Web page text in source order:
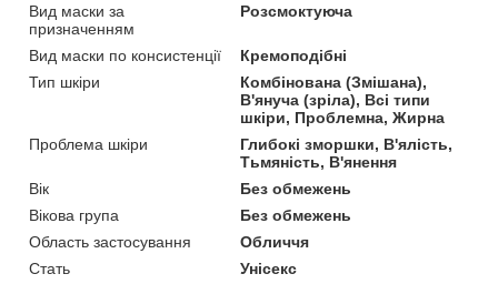
Вид маски за
призначенням
Розсмоктуюча
Вид маски по консистенції
Кремоподібні
Тип шкіри
Комбінована (Змішана),
В'януча (зріла), Всі типи
шкіри, Проблемна, Жирна
Проблема шкіри
Глибокі зморшки, В'ялість,
Тьмяність, В'янення
Вік
Без обмежень
Вікова група
Без обмежень
Область застосування
Обличчя
Стать
Унісекс